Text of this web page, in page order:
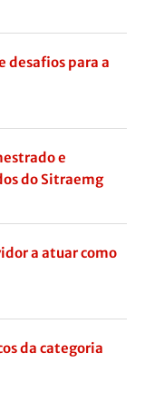
desafios para a
e
do Sitraemg
a atuar como
da categoria